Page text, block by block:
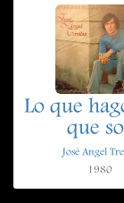
Lo que
que
José Angel
1980